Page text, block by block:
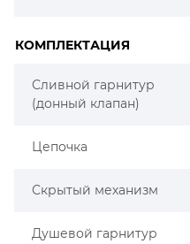
КОМПЛЕКТАЦИЯ
Сливной гарнитур
(донный клапан)
Цепочка
Скрытый механизм
Душевой гарнитур